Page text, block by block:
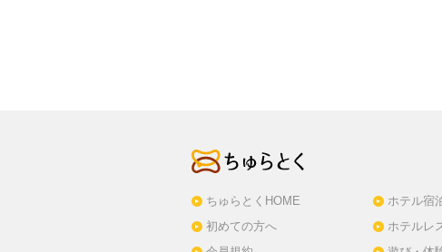
ちゅらとくHOME
初めての方へ
ホテル宿
ホテルレ